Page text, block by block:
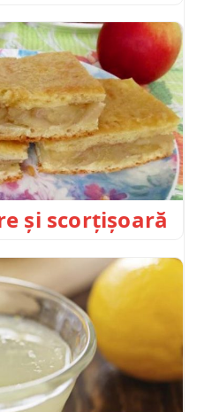
și scorțișoară